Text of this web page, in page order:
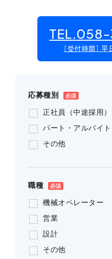
TEL.058-
［受付時間］
応募種別
正社員（中途採用）
パート・アルバイト
その他
職種
機械オペレーター
営業
設計
その他